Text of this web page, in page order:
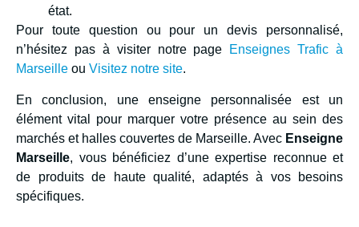
état.
Pour toute question ou pour un devis personnalisé,
n’hésitez pas à visiter notre page
Enseignes Trafic à
Marseille ou Visitez notre site.
En conclusion, une enseigne personnalisée est un
élément vital pour marquer votre présence au sein des
marchés et halles couvertes de Marseille. Avec Enseigne
Marseille, vous bénéficiez d’une expertise reconnue et
de produits de haute qualité, adaptés à vos besoins
spécifiques.